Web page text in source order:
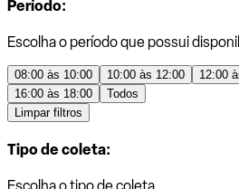
Período:
Escolha o período que possui
08:00 às 10:00 10:00 às 12:00 12:00
16:00 às 18:00
Todos
Limpar filtros
Tipo de coleta: